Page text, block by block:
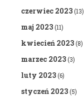
czerwiec 2023(13)
maj 2023(11)
kwiecień 2023(8)
marzec 2023(3)
luty 2023(6)
styczeń 2023(5)